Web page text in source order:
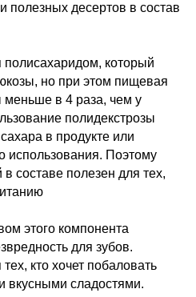
полезных десертов в состав
полисахаридом, который
но при этом пищевая
меньше в 4 раза, чем у
полидекстрозы
в продукте или
использования. Поэтому
в составе полезен для тех,
этого компонента
для зубов.
кто хочет побаловать
вкусными сладостями.